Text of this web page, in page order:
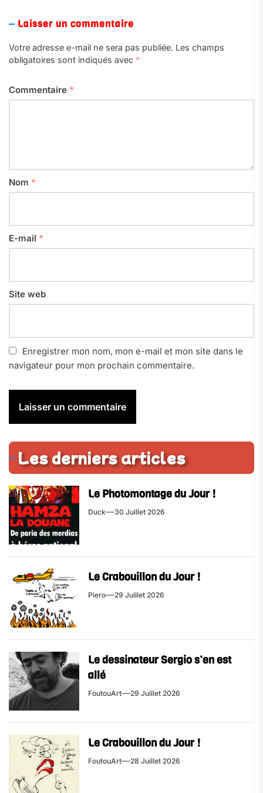
Laisser un commentaire
Votre adresse e-mail ne sera pas publiée. Les champs
obligatoires sont indiqués avec *
Commentaire *
Nom *
E-mail *
Site web
Enregistrer mon nom, mon e-mail et mon site dans le
navigateur pour mon prochain commentaire.
Les derniers articles
Le Photomontage du Jour !
Duck 30 Juillet 2026
Le Crabouillon du Jour !
Piero 29 Juillet 2026
Le dessinateur Sergio s’en est
allé
FoutouArt 29 Juillet 2026
Le Crabouillon du Jour !
FoutouArt 28 Juillet 2026